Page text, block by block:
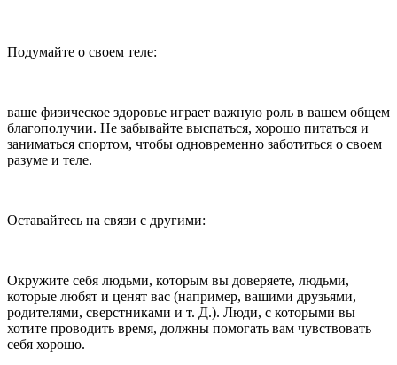
Подумайте о своем теле:
ваше физическое здоровье играет важную роль в вашем общем
благополучии. Не забывайте выспаться, хорошо питаться и
заниматься спортом, чтобы одновременно заботиться о своем
разуме и теле.
Оставайтесь на связи с другими:
Окружите себя людьми, которым вы доверяете, людьми,
которые любят и ценят вас (например, вашими друзьями,
родителями, сверстниками и т. Д.). Люди, с которыми вы
хотите проводить время, должны помогать вам чувствовать
себя хорошо.